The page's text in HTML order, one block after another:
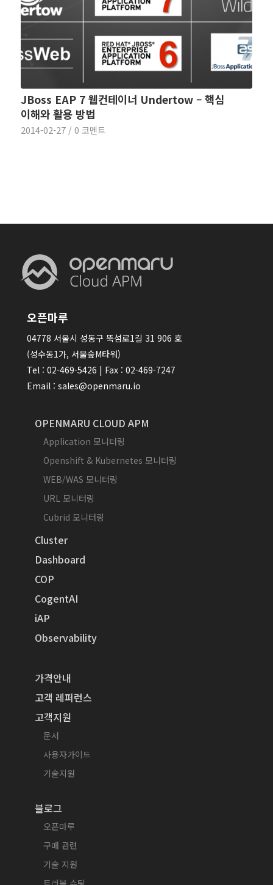
JBoss EAP 7 웹컨테이너 Undertow – 핵심
이해와 활용 방법
2014-02-27 / 0 코멘트
오픈마루
04778 서울시 성동구 뚝섬로1길 31 906 호
(성수동1가, 서울숲M타워)
Tel : 02-469-5426 | Fax : 02-469-7247
Email : sales@openmaru.io
OPENMARU CLOUD APM
Application 모니터링
Openshift & Kubernetes 모니터링
WEB/WAS 모니터링
URL 모니터링
Cubrid 모니터링
Cluster
Dashboard
COP
CogentAI
iAP
Observability
가격안내
고객 레퍼런스
고객지원
문서
사용자가이드
기술지원
블로그
오픈마루
구매 관련
기술 지원